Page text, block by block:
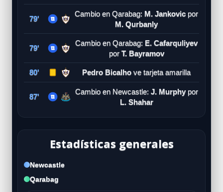
79'
Cambio en Qarabag: M. Jankovic por
M. Qurbanly
79'
Cambio en Qarabag: E. Cafarquliyev
por T. Bayramov
80' Pedro Bicalho ve tarjeta amarilla
87'
Cambio en Newcastle: J. Murphypor
L. Shahar
Estadísticas generales
Newcastle
Qarabag